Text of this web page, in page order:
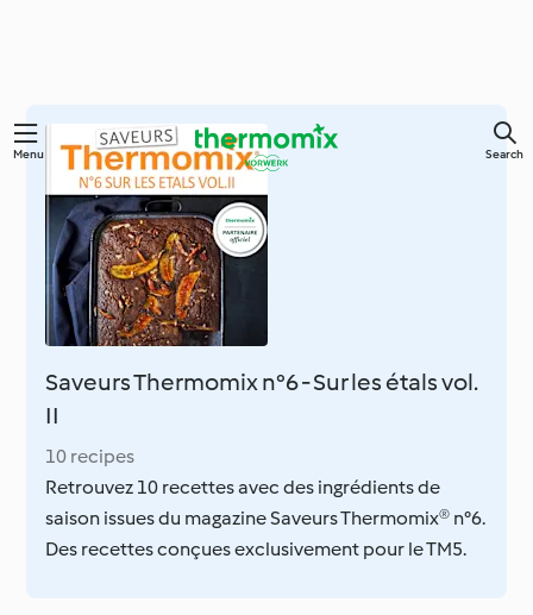
Skip
content
Menu Search
Saveurs Thermomix n°6 - Sur les étals vol.
II
10 recipes
Retrouvez 10 recettes avec des ingrédients de
saison issues du magazine Saveurs Thermomix® n°6.
Des recettes conçues exclusivement pour le TM5.